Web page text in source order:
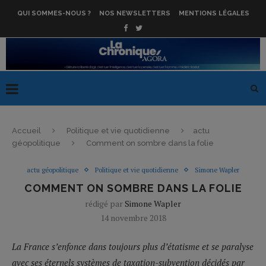
QUI SOMMES-NOUS ? NOS NEWSLETTERS MENTIONS LÉGALES
Accueil Politique et vie quotidienne
actu
géopolitique
Comment on sombre dans la folie
actu géopolitique Politique et vie quotidienne Simone Wapler
COMMENT ON SOMBRE DANS LA FOLIE
rédigé par Simone Wapler
14 novembre 2018
La France s’enfonce dans toujours plus d’étatisme et se paralyse
avec ses éternels systèmes de taxation-subvention décidés par